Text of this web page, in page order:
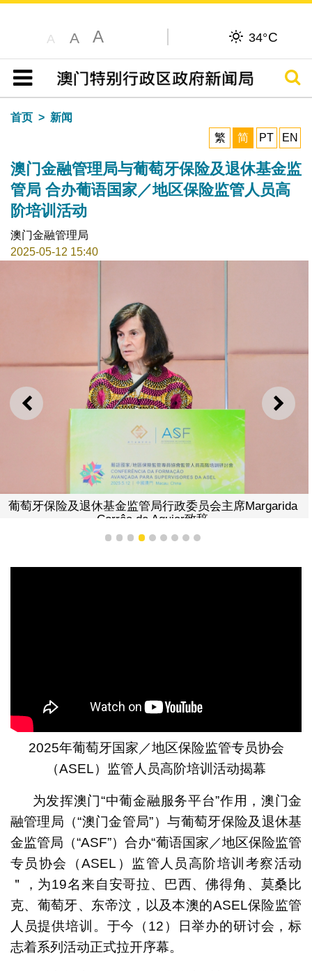
A A A 34°C
目录
搜寻
首页
新闻
繁
简 PT EN
澳门金融管理局与葡萄牙保险及退休基金监
管局 合办葡语国家／地区保险监管人员高
阶培训活动
澳门金融管理局
2025-05-12 15:40
上一则 下一
葡萄牙保险及退休基金监管局行政委员会主席Margarida
Corrêa de Aguiar致辞
1 2 3 4 5 6 7 8 9
2025年葡萄牙国家／地区保险监管专员协会
（ASEL）监管人员高阶培训活动揭幕
为发挥澳门“中葡金融服务平台”作用，澳门金
融管理局（“澳门金管局”）与葡萄牙保险及退休基
金监管局（“ASF”）合办“葡语国家／地区保险监管
专员协会（ASEL）监管人员高阶培训考察活动
＂，为19名来自安哥拉、巴西、佛得角、莫桑比
克、葡萄牙、东帝汶，以及本澳的ASEL保险监管
人员提供培训。于今（12）日举办的研讨会，标
志着系列活动正式拉开序幕。